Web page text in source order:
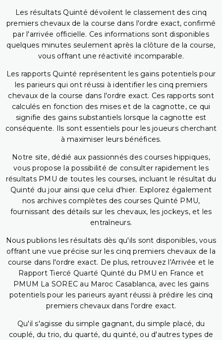
Les résultats Quinté dévoilent le classement des cinq
premiers chevaux de la course dans l'ordre exact, confirmé
par l'arrivée officielle. Ces informations sont disponibles
quelques minutes seulement après la clôture de la course,
vous offrant une réactivité incomparable.
Les rapports Quinté représentent les gains potentiels pour
les parieurs qui ont réussi à identifier les cinq premiers
chevaux de la course dans l'ordre exact. Ces rapports sont
calculés en fonction des mises et de la cagnotte, ce qui
signifie des gains substantiels lorsque la cagnotte est
conséquente. Ils sont essentiels pour les joueurs cherchant
à maximiser leurs bénéfices.
Notre site, dédié aux passionnés des courses hippiques,
vous propose la possibilité de consulter rapidement les
résultats PMU de toutes les courses, incluant le résultat du
Quinté du jour ainsi que celui d'hier. Explorez également
nos archives complètes des courses Quinté PMU,
fournissant des détails sur les chevaux, les jockeys, et les
entraîneurs.
Nous publions les résultats dès qu'ils sont disponibles, vous
offrant une vue précise sur les cinq premiers chevaux de la
course dans l'ordre exact. De plus, retrouvez l'Arrivée et le
Rapport Tiercé Quarté Quinté du PMU en France et
PMUM La SOREC au Maroc Casablanca, avec les gains
potentiels pour les parieurs ayant réussi à prédire les cinq
premiers chevaux dans l'ordre exact.
Qu'il s'agisse du simple gagnant, du simple placé, du
couplé, du trio, du quarté, du quinté, ou d'autres types de